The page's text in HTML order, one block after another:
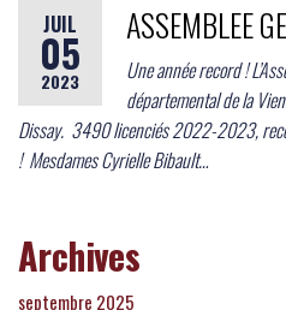
JUIL
05
2023
ASSEMBLEE
Une année record !
départemental de la
Dissay. 3490 licenciés 2022-2023,
! Mesdames Cyrielle Bibault…
Archives
septembre 2025